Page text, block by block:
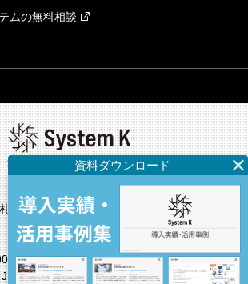
ムの無料相談
株式会社システム・ケイ
幌市北区北7条西4丁目1番地2 KDX札幌ビル7
F
東京支社
東京都新宿区新宿4丁目1番6号
JR新宿ミライナタワー18F